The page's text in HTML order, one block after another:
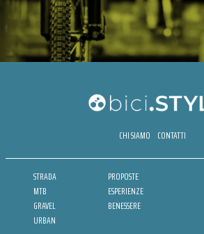
CHI SIAMO CONTATTI
STRADA
MTB
GRAVEL
URBAN
PROPOSTE
ESPERIENZE
BENESSERE